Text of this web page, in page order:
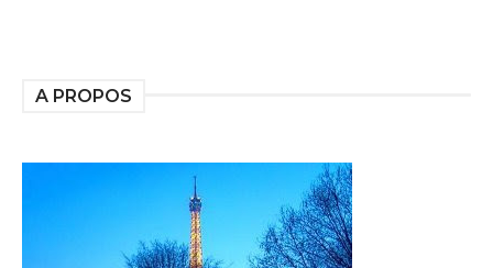
A PROPOS